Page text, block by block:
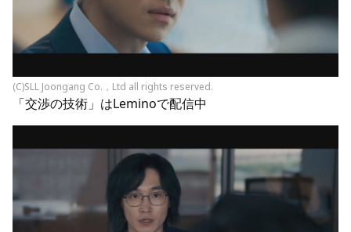
(C)SLL Joongang Co.，Ltd all rights reserved.
「交渉の技術」はLeminoで配信中